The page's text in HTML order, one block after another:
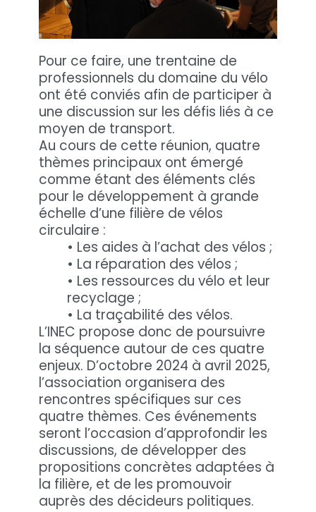
Pour ce faire, une trentaine de
professionnels du domaine du vélo
ont été conviés afin de participer à
une discussion sur les défis liés à ce
moyen de transport.
Au cours de cette réunion, quatre
thèmes principaux ont émergé
comme étant des éléments clés
pour le développement à grande
échelle d’une filière de vélos
circulaire :
• Les aides à l’achat des vélos ;
• La réparation des vélos ;
• Les ressources du vélo et leur
recyclage ;
• La traçabilité des vélos.
L’INEC propose donc de poursuivre
la séquence autour de ces quatre
enjeux. D’octobre 2024 à avril 2025,
l’association organisera des
rencontres spécifiques sur ces
quatre thèmes. Ces événements
seront l’occasion d’approfondir les
discussions, de développer des
propositions concrètes adaptées à
la filière, et de les promouvoir
auprès des décideurs politiques.